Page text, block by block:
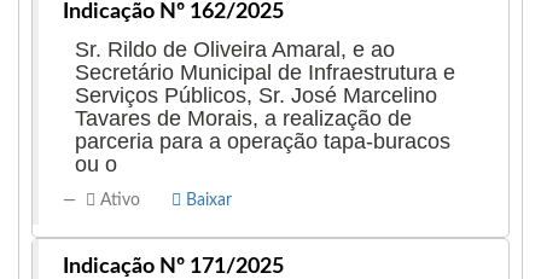
Indicação Nº 162/2025
Sr. Rildo de Oliveira Amaral, e ao
Secretário Municipal de Infraestrutura e
Serviços Públicos, Sr. José Marcelino
Tavares de Morais, a realização de
parceria para a operação tapa-buracos
ou o
Ativo Baixar
Indicação Nº 171/2025